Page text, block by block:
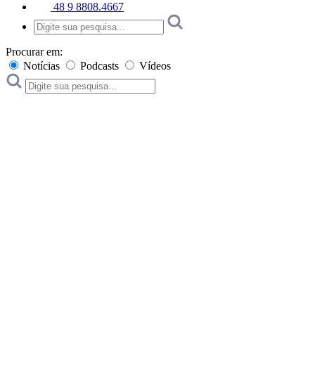
48 9 8808.4667
Procurar em:
Notícias
Podcasts Vídeos